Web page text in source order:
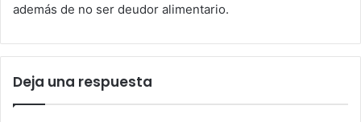
además de no ser deudor alimentario.
Deja una respuesta